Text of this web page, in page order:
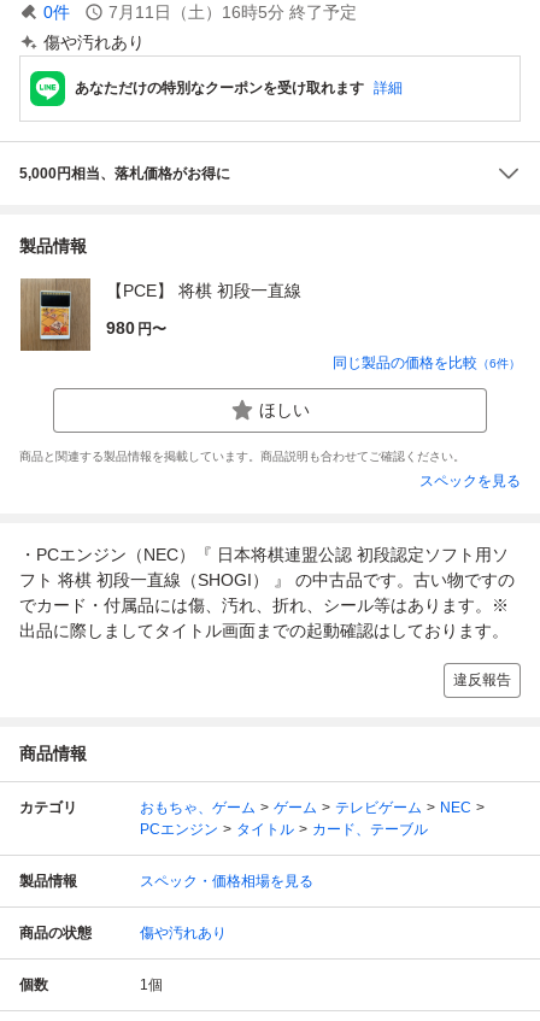
0件 7月11日（土）16時5分 終了予定
傷や汚れあり
あなただけの特別なクーポンを受け取れます 詳細
5,000円相当、落札価格がお得に
製品情報
【PCE】 将棋 初段一直線
980 円〜
同じ製品の価格を比較 （6件）
ほしい
商品と関連する製品情報を掲載しています。商品説明も合わせてご確認ください。
スペックを見る
・PCエンジン（NEC）『 日本将棋連盟公認 初段認定ソフト用ソ
フト 将棋 初段一直線（SHOGI） 』 の中古品です。古い物ですの
でカード・付属品には傷、汚れ、折れ、シール等はあります。※
出品に際しましてタイトル画面までの起動確認はしております。
違反報告
商品情報
カテゴリ おもちゃ、ゲーム ゲーム テレビゲーム
NEC
PCエンジン
タイトル カード、テーブル
製品情報 スペック・価格相場を見る
商品の状態 傷や汚れあり
個数 1個